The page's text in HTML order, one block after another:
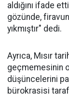
aldığını ifade
gözünde,
yıkmıştır" dedi.
Ayrıca, Mısır
geçmemesinin
düşüncelerini
bürokrasisi